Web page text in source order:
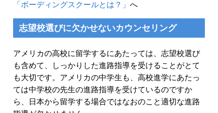
「ボーディングスクールとは？」へ
志望校選びに欠かせないカウンセリング
アメリカの高校に留学するにあたっては、志望校選び
も含めて、しっかりした進路指導を受けることがとて
も大切です。アメリカの中学生も、高校進学にあたっ
ては中学校の先生の進路指導を受けているのですか
ら、日本から留学する場合ではなおのこと適切な進路